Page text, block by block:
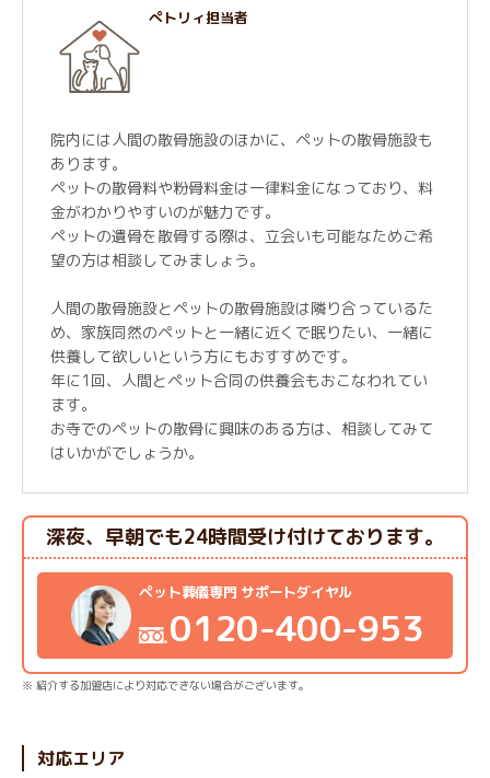
ぺトリィ担当者
院内には人間の散骨施設のほかに、ペットの散骨施設も
あります。
ペットの散骨料や粉骨料金は一律料金になっており、料
金がわかりやすいのが魅力です。
ペットの遺骨を散骨する際は、立会いも可能なためご希
望の方は相談してみましょう。
人間の散骨施設とペットの散骨施設は隣り合っているた
め、家族同然のペットと一緒に近くで眠りたい、一緒に
供養して欲しいという方にもおすすめです。
年に1回、人間とペット合同の供養会もおこなわれてい
ます。
お寺でのペットの散骨に興味のある方は、相談してみて
はいかがでしょうか。
ペット葬儀専門 サポートダイヤル
0120-400-953
深夜、早朝でも24時間受け付けております。
※ 紹介する加盟店により対応できない場合がございます。
対応エリア